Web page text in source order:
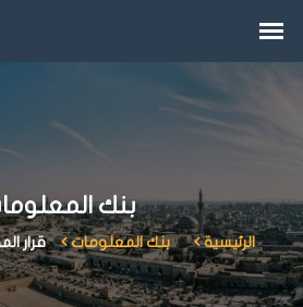
بنك
الرئيسية بنك المعلومات قرار